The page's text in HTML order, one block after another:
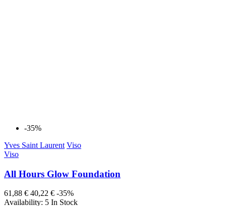
-35%
Yves Saint Laurent Viso
Viso
All Hours Glow Foundation
61,88 € 40,22 € -35%
Availability: 5 In Stock